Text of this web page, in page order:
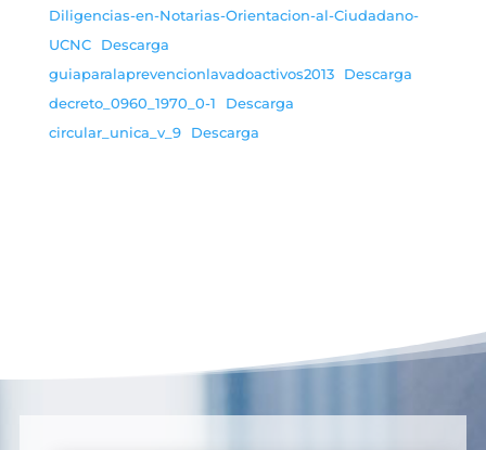
Diligencias-en-Notarias-Orientacion-al-Ciudadano-
UCNC
Descarga
guiaparalaprevencionlavadoactivos2013
Descarga
decreto_0960_1970_0-1
Descarga
circular_unica_v_9
Descarga